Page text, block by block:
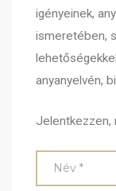
igényeinek,
ismeretében,
anyanyelvén,
Jelentkezzen,